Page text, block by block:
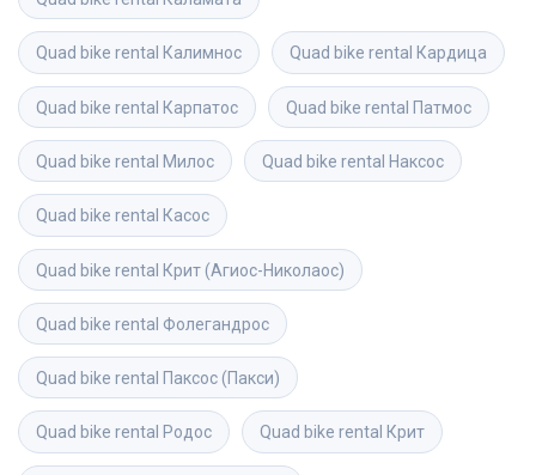
Quad bike rental Калимнос Quad bike rental Кардица
Quad bike rental Карпатос Quad bike rental Патмос
Quad bike rental Милос Quad bike rental Наксос
Quad bike rental Касос
Quad bike rental Крит (Агиос-Николаос)
Quad bike rental Фолегандрос
Quad bike rental Паксос (Пакси)
Quad bike rental Родос Quad bike rental Крит